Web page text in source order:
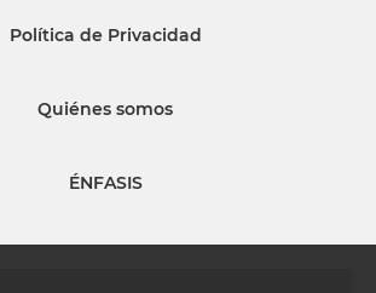
Política de Privacidad
Quiénes somos
ÉNFASIS